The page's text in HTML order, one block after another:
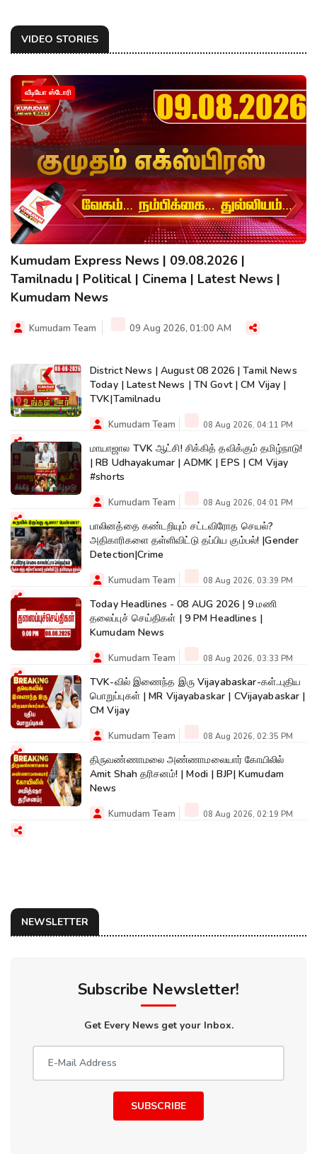
VIDEO STORIES
வீடியோ ஸ்டோரி
Kumudam Express News | 09.08.2026 |
Tamilnadu | Political | Cinema | Latest News |
Kumudam News
Kumudam Team 09 Aug 2026, 01:00 AM
District News | August 08 2026 | Tamil News
Today | Latest News | TN Govt | CM Vijay |
TVK|Tamilnadu
Kumudam Team 08 Aug 2026, 04:11 PM
மாயாஜால TVK ஆட்சி! சிக்கித் தவிக்கும் தமிழ்நாடு!
| RB Udhayakumar | ADMK | EPS | CM Vijay
#shorts
Kumudam Team 08 Aug 2026, 04:01 PM
பாலினத்தை கண்டறியும் சட்டவிரோத செயல்?
அதிகாரிகளை தள்ளிவிட்டு தப்பிய கும்பல்! |Gender
Detection|Crime
Kumudam Team 08 Aug 2026, 03:39 PM
Today Headlines - 08 AUG 2026 | 9 மணி
தலைப்புச் செய்திகள் | 9 PM Headlines |
Kumudam News
Kumudam Team 08 Aug 2026, 03:33 PM
TVK-வில் இணைந்த இரு Vijayabaskar-கள்..புதிய
பொறுப்புகள் | MR Vijayabaskar | CVijayabaskar |
CM Vijay
Kumudam Team 08 Aug 2026, 02:35 PM
திருவண்ணாமலை அண்ணாமலையார் கோயிலில்
Amit Shah தரிசனம்! | Modi | BJP| Kumudam
News
Kumudam Team 08 Aug 2026, 02:19 PM
NEWSLETTER
Subscribe Newsletter!
Get Every News get your Inbox.
SUBSCRIBE